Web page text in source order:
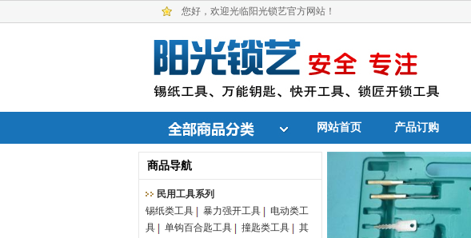
您好，欢迎光临阳光锁艺官方网站！
网站首页 产品订购
商品导航
民用工具系列
锡纸类工具
暴力强开工具
电动类工
具
单钩百合匙工具 撞匙类工具
其